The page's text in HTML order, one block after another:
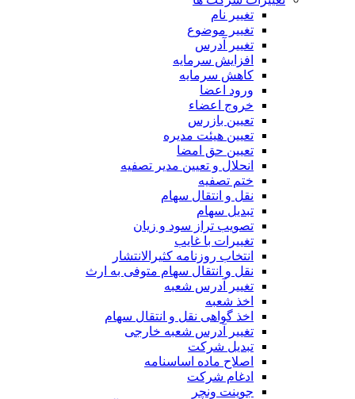
تغییر نام
تغییر موضوع
تغییر آدرس
افزایش سرمایه
کاهش سرمایه
ورود اعضا
خروج اعضاء
تعیین بازرس
تعیین هیئت مدیره
تعیین حق امضا
انحلال و تعیین مدیر تصفیه
ختم تصفیه
نقل و انتقال سهام
تبدیل سهام
تصویب تراز سود و زیان
تغییرات با غایب
انتخاب روزنامه کثیرالانتشار
نقل و انتقال سهام متوفی به ارث
تغییر آدرس شعبه
اخذ شعبه
اخذ گواهی نقل و انتقال سهام
تغییر آدرس شعبه خارجی
تبدیل شرکت
اصلاح ماده اساسنامه
ادغام شرکت
جوینت ونچر